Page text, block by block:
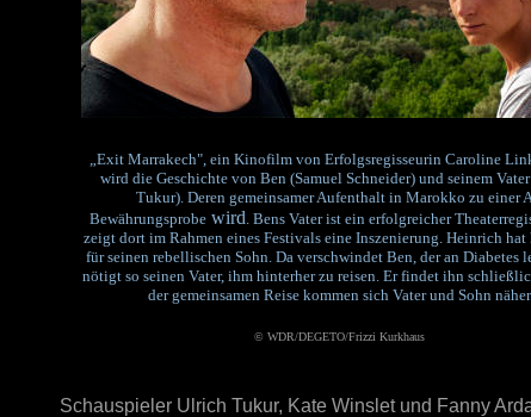
„Exit Marrakech", ein Kinofilm von Erfolgsregisseurin Caroline
wird die Geschichte von Ben (Samuel Schneider) und seinem
Tukur). Deren gemeinsamer Aufenthalt in Marokko zu einer
Bewährungsprobewird. Bens Vater ist ein erfolgreicher
zeigt dort im Rahmen eines Festivals eine Inszenierung. Heinrich
für seinen rebellischen Sohn. Da verschwindet Ben, der an Diabetes
nötigt so seinen Vater, ihm hinterher zu reisen. Er findet ihn
der gemeinsamen Reise kommen sich Vater und Sohn näher
© WDR/DEGETO/Frizzi Kurkhaus
Schauspieler Ulrich Tukur, Kate Winslet und Fanny